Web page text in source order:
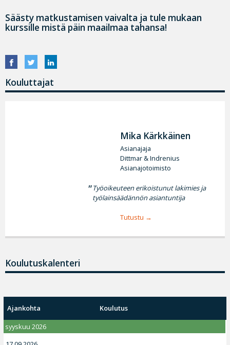
Säästy matkustamisen vaivalta ja tule mukaan
kurssille mistä päin maailmaa tahansa!
Kouluttajat
Mika Kärkkäinen
Asianajaja
Dittmar & Indrenius
Asianajotoimisto
Työoikeuteen erikoistunut lakimies ja
työlainsäädännön asiantuntija
Tutustu
Koulutuskalenteri
Ajankohta
Koulutus
syyskuu 2026